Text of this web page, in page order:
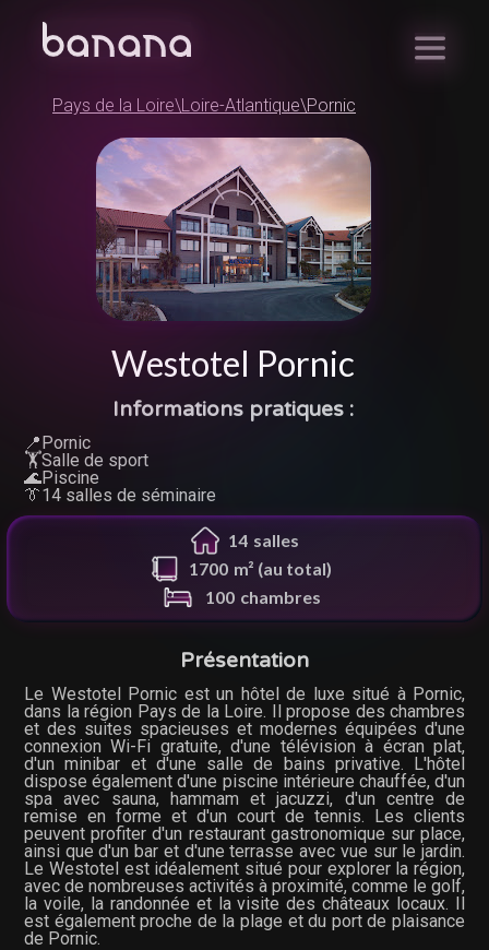
Pays de la Loire\Loire-Atlantique\Pornic
Westotel Pornic
Informations pratiques :
📍Pornic
🏋️Salle de sport
🌊Piscine
👔14 salles de séminaire
14 salles
1700 m² (au total)
100 chambres
Présentation
Le Westotel Pornic est un hôtel de luxe situé à Pornic,
dans la région Pays de la Loire. Il propose des chambres
et des suites spacieuses et modernes équipées d'une
connexion Wi-Fi gratuite, d'une télévision à écran plat,
d'un minibar et d'une salle de bains privative. L'hôtel
dispose également d'une piscine intérieure chauffée, d'un
spa avec sauna, hammam et jacuzzi, d'un centre de
remise en forme et d'un court de tennis. Les clients
peuvent profiter d'un restaurant gastronomique sur place,
ainsi que d'un bar et d'une terrasse avec vue sur le jardin.
Le Westotel est idéalement situé pour explorer la région,
avec de nombreuses activités à proximité, comme le golf,
la voile, la randonnée et la visite des châteaux locaux. Il
est également proche de la plage et du port de plaisance
de Pornic.